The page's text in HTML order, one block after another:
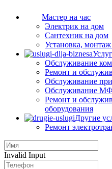
Мастер на час
Электрик на дом
Сантехник на дом
Установка,
Обслуживание
Ремонт и
Обслуживание
Обслуживание
Ремонт и
оборудования
Другие
Ремонт
Invalid Input